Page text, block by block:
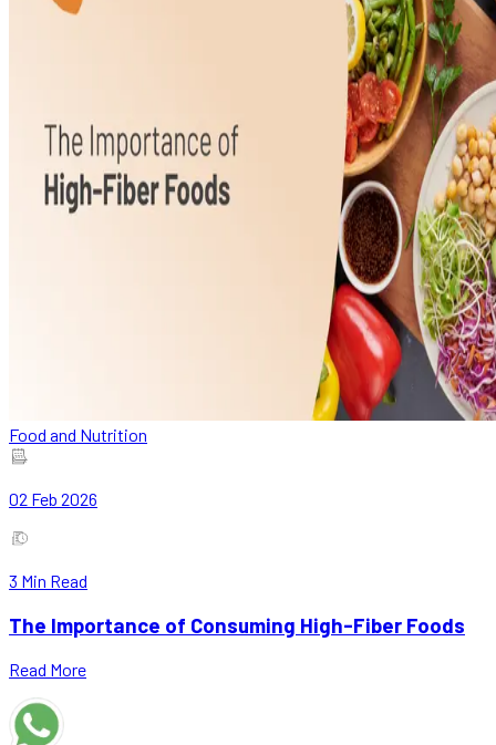
Food and Nutrition
02 Feb 2026
3 Min Read
The Importance of Consuming High-Fiber Foods
Read More